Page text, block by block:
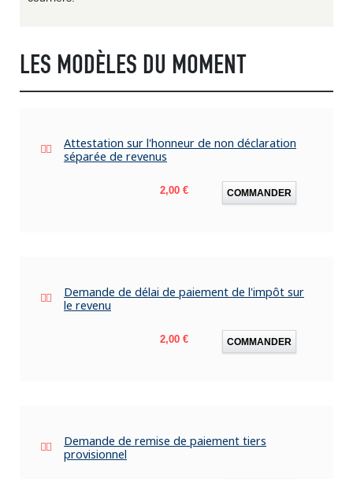
LES MODÈLES DU MOMENT
Attestation sur l'honneur de non déclaration
séparée de revenus
Prix
2,00 € COMMANDER
Demande de délai de paiement de l'impôt sur
le revenu
Prix
2,00 € COMMANDER
Demande de remise de paiement tiers
provisionnel